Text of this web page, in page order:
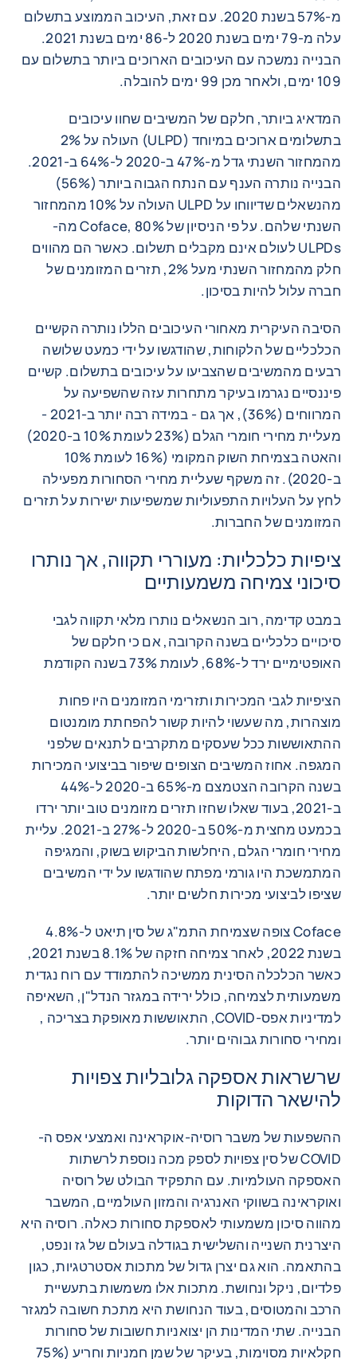
מ-57% בשנת 2020. עם זאת, העיכוב הממוצע בתשלום
עלה מ-79 ימים בשנת 2020 ל-86 ימים בשנת 2021.
הבנייה נמשכה עם העיכובים הארוכים ביותר בתשלום עם
109 ימים, ולאחר מכן 99 ימים להובלה.
המדאיג ביותר, חלקם של המשיבים שחוו עיכובים
בתשלומים ארוכים במיוחד (ULPD) העולה על 2%
מהמחזור השנתי גדל מ-47% ב-2020 ל-64% ב-2021.
הבנייה נותרה הענף עם הנתח הגבוה ביותר (56%)
מהנשאלים שדיווחו על ULPD העולה על 10% מהמחזור
השנתי שלהם. על פי הניסיון של Coface, 80% מה-
ULPDs לעולם אינם מקבלים תשלום. כאשר הם מהווים
חלק מהמחזור השנתי מעל 2%, תזרים המזומנים של
חברה עלול להיות בסיכון.
הסיבה העיקרית מאחורי העיכובים הללו נותרה הקשיים
הכלכליים של הלקוחות, שהודגשו על ידי כמעט שלושה
רבעים מהמשיבים שהצביעו על עיכובים בתשלום. קשיים
פיננסיים נגרמו בעיקר מתחרות עזה שהשפיעה על
המרווחים (36%), אך גם - במידה רבה יותר ב-2021 -
מעליית מחירי חומרי הגלם (23% לעומת 10% ב-2020)
והאטה בצמיחת השוק המקומי (16% לעומת 10%
ב-2020). זה משקף שעליית מחירי הסחורות מפעילה
לחץ על העלויות התפעוליות שמשפיעות ישירות על תזרים
המזומנים של החברות.
ציפיות כלכליות: מעוררי תקווה, אך נותרו
סיכוני צמיחה משמעותיים
במבט קדימה, רוב הנשאלים נותרו מלאי תקווה לגבי
סיכויים כלכליים בשנה הקרובה, אם כי חלקם של
האופטימיים ירד ל-68%, לעומת 73% בשנה הקודמת
הציפיות לגבי המכירות ותזרימי המזומנים היו פחות
מוצהרות, מה שעשוי להיות קשור להפחתת מומנטום
ההתאוששות ככל שעסקים מתקרבים לתנאים שלפני
המגפה. אחוז המשיבים הצופים שיפור בביצועי המכירות
בשנה הקרובה הצטמצם מ-65% ב-2020 ל-44%
ב-2021, בעוד שאלו שחזו תזרים מזומנים טוב יותר ירדו
בכמעט מחצית מ-50% ב-2020 ל-27% ב-2021. עליית
מחירי חומרי הגלם, היחלשות הביקוש בשוק, והמגיפה
המתמשכת היו גורמי מפתח שהודגשו על ידי המשיבים
שציפו לביצועי מכירות חלשים יותר.
Coface צופה שצמיחת התמ"ג של סין תיאט ל-4.8%
בשנת 2022, לאחר צמיחה חזקה של 8.1% בשנת 2021,
כאשר הכלכלה הסינית ממשיכה להתמודד עם רוח נגדית
משמעותית לצמיחה, כולל ירידה במגזר הנדל"ן, השאיפה
למדיניות אפס-COVID, התאוששות מאופקת בצריכה ,
ומחירי סחורות גבוהים יותר.
שרשראות אספקה ​​גלובליות צפויות
להישאר הדוקות
ההשפעות של משבר רוסיה-אוקראינה ואמצעי אפס ה-
COVID של סין צפויות לספק מכה נוספת לרשתות
האספקה ​​העולמיות. עם התפקיד הבולט של רוסיה
ואוקראינה בשווקי האנרגיה והמזון העולמיים, המשבר
מהווה סיכון משמעותי לאספקת סחורות כאלה. רוסיה היא
היצרנית השנייה והשלישית בגודלה בעולם של גז ונפט,
בהתאמה. הוא גם יצרן גדול של מתכות אסטרטגיות, כגון
פלדיום, ניקל ונחושת. מתכות אלו משמשות בתעשיית
הרכב והמטוסים, בעוד הנחושת היא מתכת חשובה למגזר
הבנייה. שתי המדינות הן יצואניות חשובות של סחורות
חקלאיות מסוימות, בעיקר של שמן חמניות וחריע (75%